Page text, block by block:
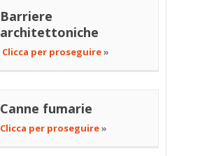
Barriere
architettoniche
Clicca per proseguire»
Canne fumarie
Clicca per proseguire»